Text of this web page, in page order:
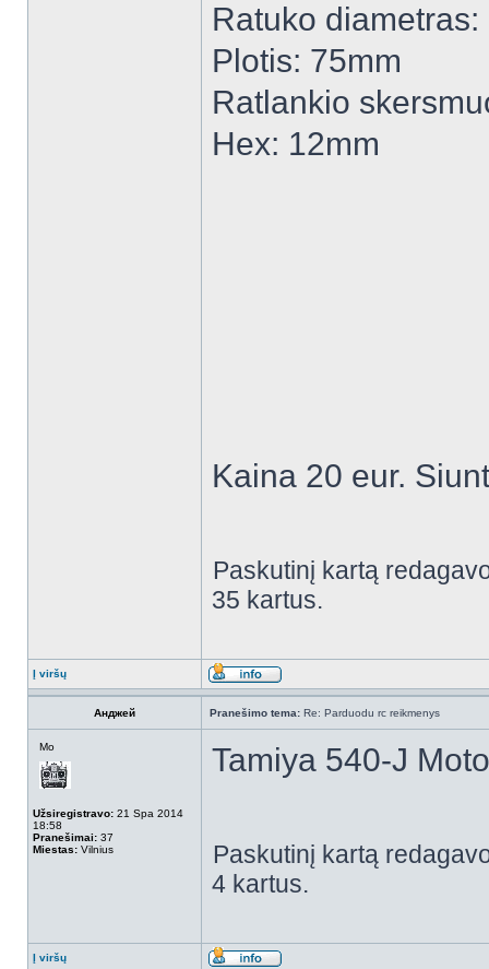
Ratuko diametras:
Plotis: 75mm
Ratlankio
Hex: 12mm
Kaina 20 eur.
Paskutinį kartą
35 kartus.
Į viršų
Анджей Pranešimo tema: Re: Parduodu rc reikmenys
Mo
Užsiregistravo: 21 Spa 2014
18:58
Pranešimai: 37
Miestas: Vilnius
Tamiya 540-J
Paskutinį kartą
4 kartus.
Į viršų